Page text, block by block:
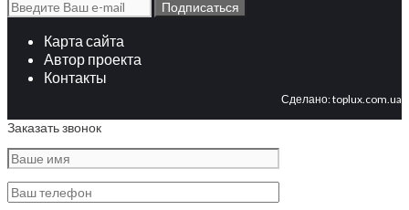
Карта сайта
Автор проекта
Контакты
Сделано:toplux.com.ua
Заказать звонок